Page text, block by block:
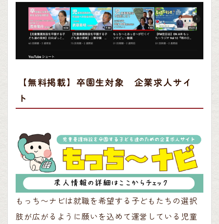
【無料掲載】卒園生対象 企業求人サイ
ト
もっち〜ナビは就職を希望する子どもたちの選択
肢が広がるように願いを込めて運営している児童